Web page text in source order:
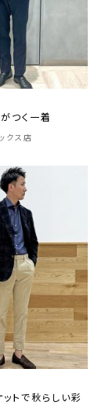
つく一着
クス店
ットで秋らしい彩